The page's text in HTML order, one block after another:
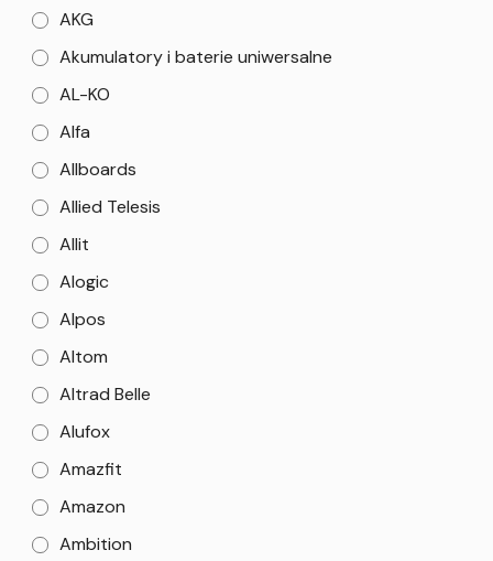
AKG
Akumulatory i baterie uniwersalne
AL-KO
Alfa
Allboards
Allied Telesis
Allit
Alogic
Alpos
Altom
Altrad Belle
Alufox
Amazfit
Amazon
Ambition